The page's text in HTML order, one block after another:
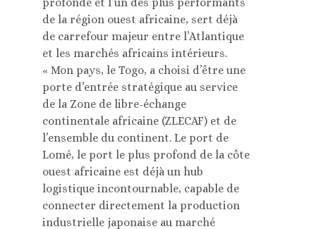
de la région ouest africaine, sert déjà
de carrefour majeur entre l’Atlantique
et les marchés africains intérieurs.
« Mon pays, le Togo, a choisi d’être une
porte d’entrée stratégique au service
de la Zone de libre-échange
continentale africaine (ZLECAF) et de
l’ensemble du continent. Le port de
Lomé, le port le plus profond de la côte
ouest africaine est déjà un hub
logistique incontournable, capable de
connecter directement la production
industrielle japonaise au marché